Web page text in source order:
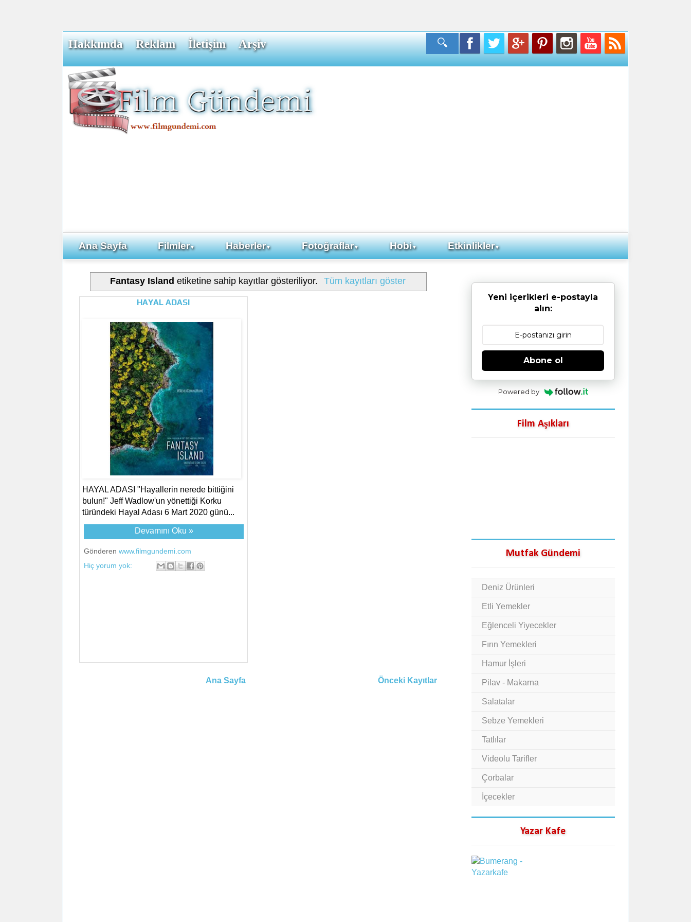
Hakkımda Reklam İletişim Arşiv
Ana Sayfa Filmler▼ Haberler▼ Fotoğraflar▼ Hobi▼ Etkinlikler▼
Fantasy Island etiketine sahip kayıtlar gösteriliyor. Tüm kayıtları göster
HAYAL ADASI
HAYAL ADASI "Hayallerin nerede bittiğini
bulun!" Jeff Wadlow'un yönettiği Korku
türündeki Hayal Adası 6 Mart 2020 günü...
Devamını Oku »
Gönderen www.filmgundemi.com
Hiç yorum yok:
Önceki Kayıtlar
Ana Sayfa
Yeni içerikleri e-postayla
alın:
Abone ol
Powered by
Film Aşıkları
Mutfak Gündemi
Deniz Ürünleri
Etli Yemekler
Eğlenceli Yiyecekler
Fırın Yemekleri
Hamur İşleri
Pilav - Makarna
Salatalar
Sebze Yemekleri
Tatlılar
Videolu Tarifler
Çorbalar
İçecekler
Yazar Kafe